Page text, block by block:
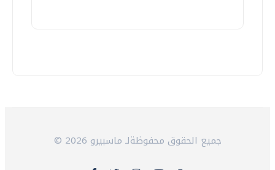
© 2026 جميع الحقوق محفوظةلـ ماسبيرو